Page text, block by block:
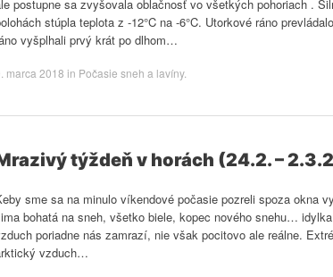
postupne sa zvyšovala oblačnosť vo všetkých pohoriach .
stúpla teplota z -12°C na -6°C. Utorkové ráno
vyšplhali prvý krát po dlhom…
marca 2018 in Počasie sneh a lavíny.
týždeň v horách (24.2. –
sme sa na minulo víkendové počasie pozreli spoza okna
bohatá na sneh, všetko biele, kopec nového snehu…
poriadne nás zamrazí, nie však pocitovo ale reálne.
vzduch…